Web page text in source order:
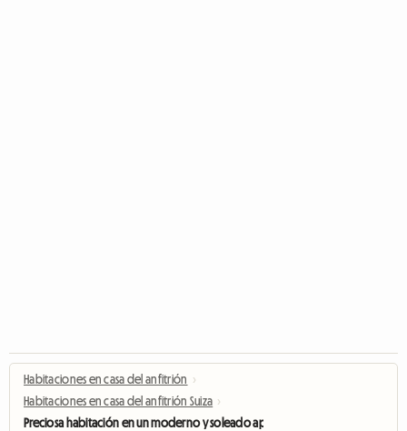
Habitaciones en casa del anfitrión ›
Habitaciones en casa del anfitrión Suiza ›
Preciosa habitación en un moderno y soleado apartamento en Oerlikon,